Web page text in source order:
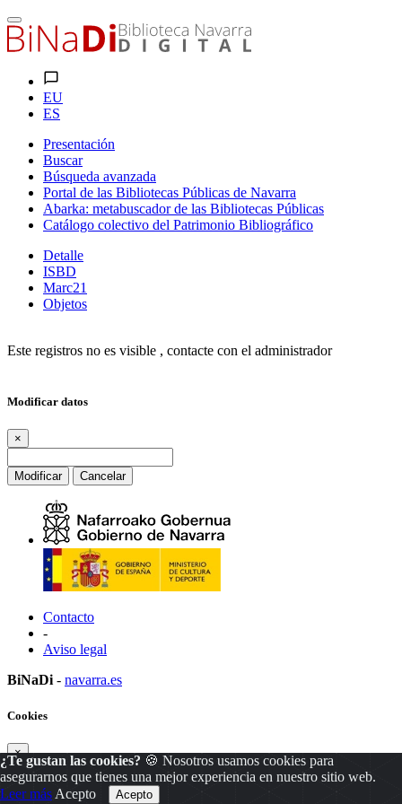
EU
ES
Presentación
Buscar
Búsqueda avanzada
Portal de las Bibliotecas Públicas de Navarra
Abarka: metabuscador de las Bibliotecas Públicas
Catálogo colectivo del Patrimonio Bibliográfico
Detalle
ISBD
Marc21
Objetos
Este registros no es visible , contacte con el administrador
Modificar datos
×
Modificar Cancelar
Contacto
-
Aviso legal
BiNaDi - navarra.es
¿Te gustan las cookies? 🍪 Nosotros usamos cookies para
asegurarnos que tienes una mejor experiencia en nuestro sitio web.
Leer más Acepto
Cookies
×